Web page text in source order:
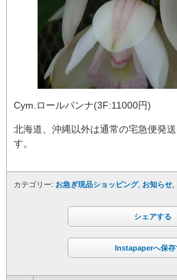
Cym.ロールパンナ(3F:11000円)
北海道、沖縄以外は通常の宅急便発
す。
カテゴリー: お急ぎ現品ショッピング, お知らせ
シェアする
Instapaperへ保存